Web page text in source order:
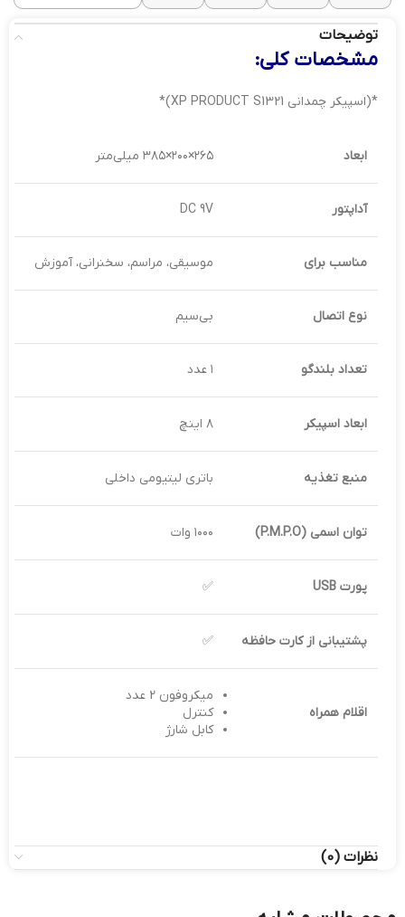
توضیحات
مشخصات کلی:
*(اسپیکر چمدانی XP PRODUCT S1321)*
ابعاد ۲۶۵×۲۰۰×۳۸۵ میلی‌متر
آداپتور DC 9V
مناسب برای موسیقی، مراسم، سخنرانی، آموزش
نوع اتصال بی‌سیم
تعداد بلندگو ۱ عدد
ابعاد اسپیکر ۸ اینچ
منبع تغذیه باتری لیتیومی داخلی
توان اسمی (P.M.P.O
) ۱۰۰۰ وات
پورت USB
✅
پشتیبانی از کارت حافظه ✅
اقلام همراه
میکروفون 2 عدد
کنترل
کابل شارژ
نظرات (0)